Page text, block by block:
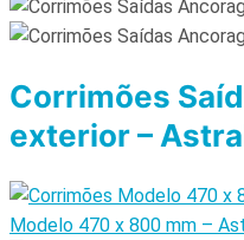
Corrimões
exterior –
Modelo 470 x 800 mm –